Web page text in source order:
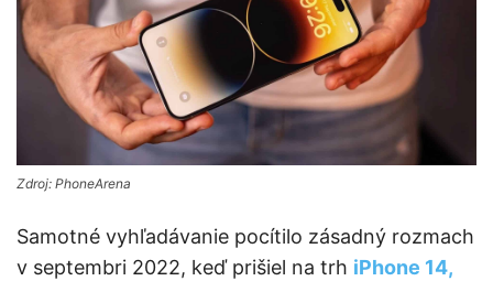
Zdroj: PhoneArena
Samotné vyhľadávanie pocítilo zásadný rozmach
v septembri 2022, keď prišiel na trh iPhone 14,